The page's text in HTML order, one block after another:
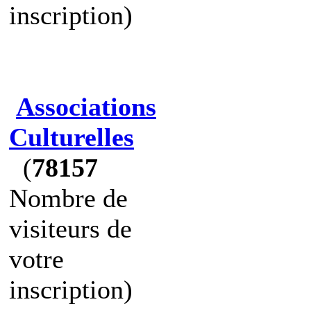
inscription)
Associations
Culturelles
(78157
Nombre de
visiteurs de
votre
inscription)